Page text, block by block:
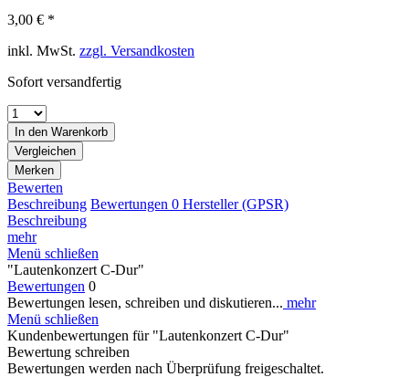
3,00 € *
inkl. MwSt. zzgl. Versandkosten
Sofort versandfertig
In den Warenkorb
Vergleichen
Merken
Bewerten
Beschreibung Bewertungen 0 Hersteller (GPSR)
Beschreibung
mehr
Menü schließen
"Lautenkonzert C-Dur"
Bewertungen 0
Bewertungen lesen, schreiben und diskutieren... mehr
Menü schließen
Kundenbewertungen für "Lautenkonzert C-Dur"
Bewertung schreiben
Bewertungen werden nach Überprüfung freigeschaltet.